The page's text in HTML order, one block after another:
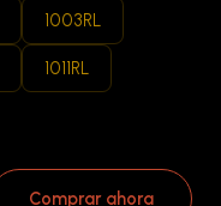
1003RL
1011RL
Comprar ahora